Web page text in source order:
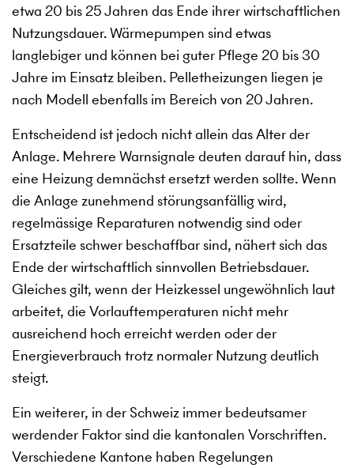
etwa 20 bis 25 Jahren das Ende ihrer wirtschaftlichen
Nutzungsdauer. Wärmepumpen sind etwas
langlebiger und können bei guter Pflege 20 bis 30
Jahre im Einsatz bleiben. Pelletheizungen liegen je
nach Modell ebenfalls im Bereich von 20 Jahren.
Entscheidend ist jedoch nicht allein das Alter der
Anlage. Mehrere Warnsignale deuten darauf hin, dass
eine Heizung demnächst ersetzt werden sollte. Wenn
die Anlage zunehmend störungsanfällig wird,
regelmässige Reparaturen notwendig sind oder
Ersatzteile schwer beschaffbar sind, nähert sich das
Ende der wirtschaftlich sinnvollen Betriebsdauer.
Gleiches gilt, wenn der Heizkessel ungewöhnlich laut
arbeitet, die Vorlauftemperaturen nicht mehr
ausreichend hoch erreicht werden oder der
Energieverbrauch trotz normaler Nutzung deutlich
steigt.
Ein weiterer, in der Schweiz immer bedeutsamer
werdender Faktor sind die kantonalen Vorschriften.
Verschiedene Kantone haben Regelungen